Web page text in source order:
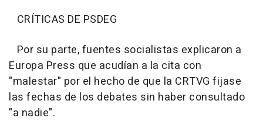
CRÍTICAS DE PSDEG
Por su parte, fuentes socialistas explicaron a
Europa Press que acudían a la cita con
"malestar" por el hecho de que la CRTVG fijase
las fechas de los debates sin haber consultado
"a nadie".